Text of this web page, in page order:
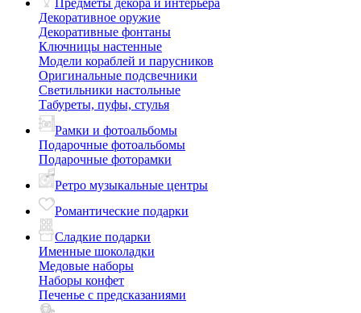
Предметы декора и интерьера
Декоративное оружие
Декоративные фонтаны
Ключницы настенные
Модели кораблей и парусников
Оригинальные подсвечники
Светильники настольные
Табуреты, пуфы, стулья
Рамки и фотоальбомы
Подарочные фотоальбомы
Подарочные фоторамки
Ретро музыкальные центры
Романтические подарки
Сладкие подарки
Именные шоколадки
Медовые наборы
Наборы конфет
Печенье с предсказаниями